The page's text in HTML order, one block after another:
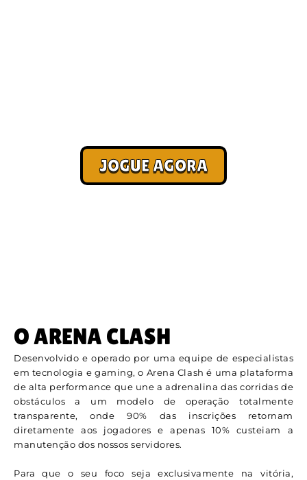
JOGUE AGORA
O ARENA CLASH
Desenvolvido e operado por uma equipe de especialistas
em tecnologia e gaming, o Arena Clash é uma plataforma
de alta performance que une a adrenalina das corridas de
obstáculos a um modelo de operação totalmente
transparente, onde 90% das inscrições retornam
diretamente aos jogadores e apenas 10% custeiam a
manutenção dos nossos servidores.
Para que o seu foco seja exclusivamente na vitória,